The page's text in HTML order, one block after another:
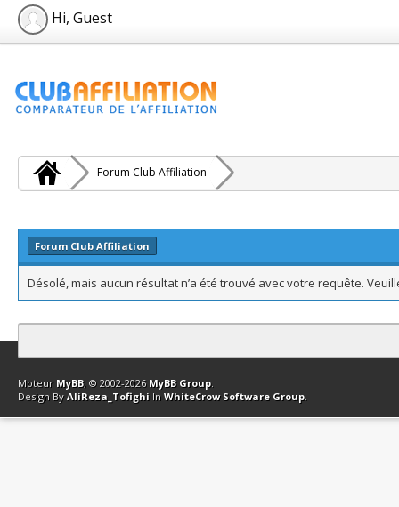
Hi, Guest
Forum Club Affiliation
Forum Club Affiliation
Désolé, mais aucun résultat n’a été trouvé avec votre requête.
Contact Club Affiliation Retourner en haut Version bas-débit
Moteur MyBB, © 2002-2026 MyBB Group.
Design By AliReza_Tofighi In WhiteCrow Software Group.